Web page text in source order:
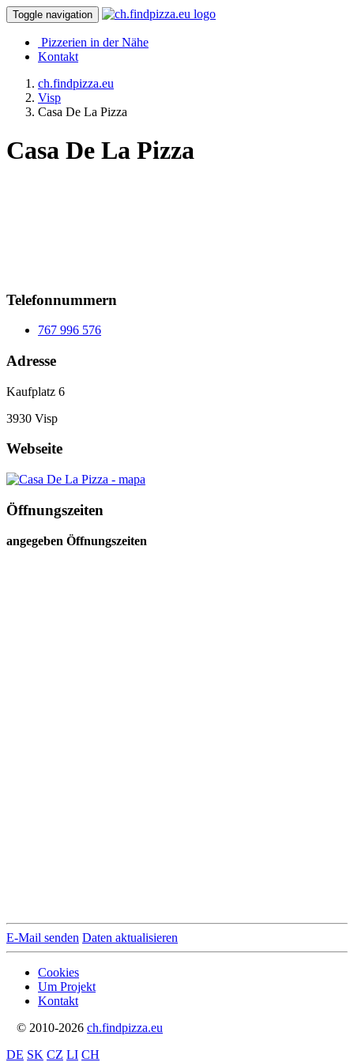
Toggle navigation
Pizzerien in der Nähe
Kontakt
ch.findpizza.eu
Visp
Casa De La Pizza
Casa De La Pizza
Telefonnummern
767 996 576
Adresse
Kaufplatz 6
3930 Visp
Webseite
Öffnungszeiten
angegeben Öffnungszeiten
E-Mail senden Daten aktualisieren
Cookies
Um Projekt
Kontakt
© 2010-2026 ch.findpizza.eu
DE SK CZ LI CH